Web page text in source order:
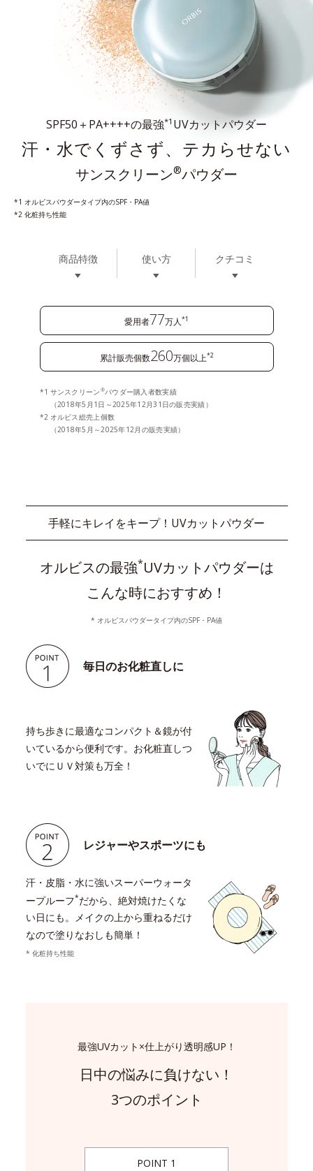
SPF50＋PA++++の最強*1 UVカットパウダー
汗・水でくずさず、テカらせない
サンスクリーン®パウダー
*1 オルビスパウダータイプ内のSPF・PA値
*2 化粧持ち性能
商品特徴 使い方 クチコミ
愛用者77万人*1
累計販売個数260万個以上*2
サンスクリーン ®パウダー購入者数実績
（2018年5月1日～2025年12月31日の販売実績）
オルビス総売上個数
（2018年5月～2025年12月の販売実績）
手軽にキレイをキープ！UVカットパウダー
オルビスの最強*UVカットパウダーは
こんな時におすすめ！
* オルビスパウダータイプ内のSPF・PA値
毎日のお化粧直しに
持ち歩きに最適なコンパクト＆鏡が付
いているから便利です。お化粧直しつ
いでにＵＶ対策も万全！
レジャーやスポーツにも
汗・皮脂・水に強いスーパーウォータ
ープルーフ*だから、絶対焼けたくな
い日にも。メイクの上から重ねるだけ
なので塗りなおしも簡単！
* 化粧持ち性能
最強UVカット×仕上がり透明感UP！
日中の悩みに負けない！
3つのポイント
POINT 1